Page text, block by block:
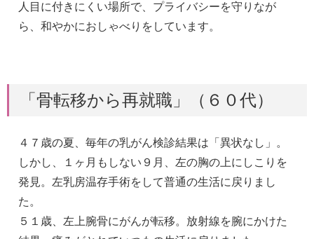
人目に付きにくい場所で、プライバシーを守りなが
ら、和やかにおしゃべりをしています。
「骨転移から再就職」（６０代）
４７歳の夏、毎年の乳がん検診結果は「異状なし」。
しかし、１ヶ月もしない９月、左の胸の上にしこりを
発見。左乳房温存手術をして普通の生活に戻りまし
た。
５１歳、左上腕骨にがんが転移。放射線を腕にかけた